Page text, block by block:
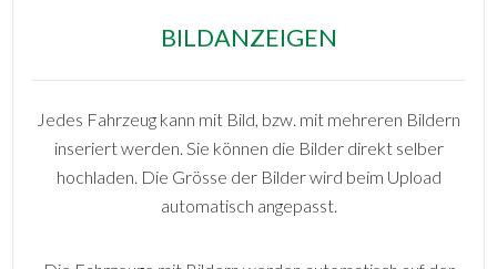
BILDANZEIGEN
Jedes Fahrzeug kann mit Bild, bzw. mit mehreren Bildern
inseriert werden. Sie können die Bilder direkt selber
hochladen. Die Grösse der Bilder wird beim Upload
automatisch angepasst.